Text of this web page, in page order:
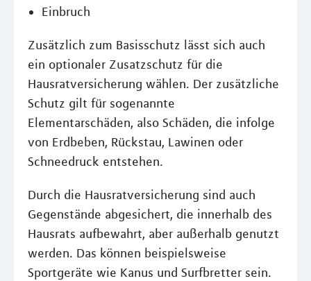
Einbruch
Zusätzlich zum Basisschutz lässt sich auch
ein optionaler Zusatzschutz für die
Hausratversicherung wählen. Der zusätzliche
Schutz gilt für sogenannte
Elementarschäden, also Schäden, die infolge
von Erdbeben, Rückstau, Lawinen oder
Schneedruck entstehen.
Durch die Hausratversicherung sind auch
Gegenstände abgesichert, die innerhalb des
Hausrats aufbewahrt, aber außerhalb genutzt
werden. Das können beispielsweise
Sportgeräte wie Kanus und Surfbretter sein.